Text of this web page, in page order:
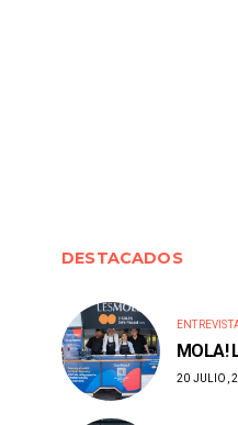
EVENTOS
Food trucks en eclipse
DESTACADOS
MOLA!
20 JULIO,